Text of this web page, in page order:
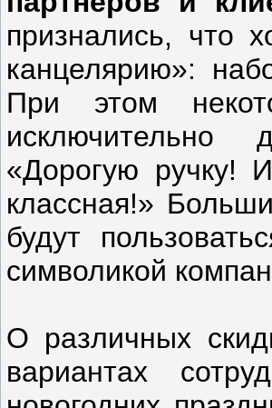
признались, что
канцелярию»:
При этом
исключительно
«Дорогую ручку!
классная!»
будут
символикой
О различных
вариантах